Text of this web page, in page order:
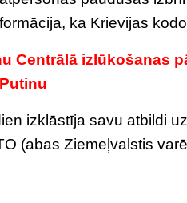
ka Krievijas
Centrālā izlūkošanas
izklāstīja savu atbildi
(abas Ziemeļvalstis